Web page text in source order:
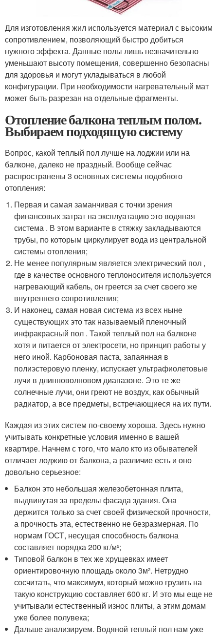
Для изготовления жил используется материал с высоким
сопротивлением, позволяющий быстро добиться
нужного эффекта. Данные полы лишь незначительно
уменьшают высоту помещения, совершенно безопасны
для здоровья и могут укладываться в любой
конфигурации. При необходимости нагревательный мат
может быть разрезан на отдельные фрагменты.
Отопление балкона теплым полом.
Выбираем подходящую систему
Вопрос, какой теплый пол лучше на лоджии или на
балконе, далеко не праздный. Вообще сейчас
распространены 3 основных системы подобного
отопления:
Первая и самая заманчивая с точки зрения
финансовых затрат на эксплуатацию это водяная
система . В этом варианте в стяжку закладываются
трубы, по которым циркулирует вода из центральной
системы отопления;
Не менее популярным является электрический пол ,
где в качестве основного теплоносителя используется
нагревающий кабель, он греется за счет своего же
внутреннего сопротивления;
И наконец, самая новая система из всех ныне
существующих это так называемый пленочный
инфракрасный пол . Такой теплый пол на балконе
хотя и питается от электросети, но принцип работы у
него иной. Карбоновая паста, запаянная в
полиэстеровую пленку, испускает ультрафиолетовые
лучи в длинноволновом диапазоне. Это те же
солнечные лучи, они греют не воздух, как обычный
радиатор, а все предметы, встречающиеся на их пути.
Каждая из этих систем по-своему хороша. Здесь нужно
учитывать конкретные условия именно в вашей
квартире. Начнем с того, что мало кто из обывателей
отличает лоджию от балкона, а различие есть и оно
довольно серьезное:
Балкон это небольшая железобетонная плита,
выдвинутая за пределы фасада здания. Она
держится только за счет своей физической прочности,
а прочность эта, естественно не безразмерная. По
нормам ГОСТ, несущая способность балкона
составляет порядка 200 кг/м²;
Типовой балкон в тех же хрущевках имеет
ориентировочную площадь около 3м². Нетрудно
сосчитать, что максимум, который можно грузить на
такую конструкцию составляет 600 кг. И это мы еще не
учитывали естественный износ плиты, а этим домам
уже более полувека;
Дальше анализируем. Водяной теплый пол нам уже